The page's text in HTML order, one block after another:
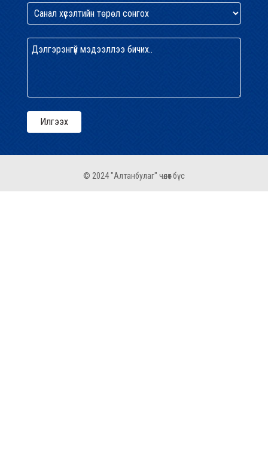
© 2024 "Алтанбулаг" чөлөөт бүс